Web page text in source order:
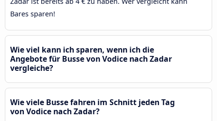
Bares sparen!
Wie viel kann ich sparen, wenn ich die
Angebote für Busse von Vodice nach Zadar
vergleiche?
Wie viele Busse fahren im Schnitt jeden Tag
von Vodice nach Zadar?